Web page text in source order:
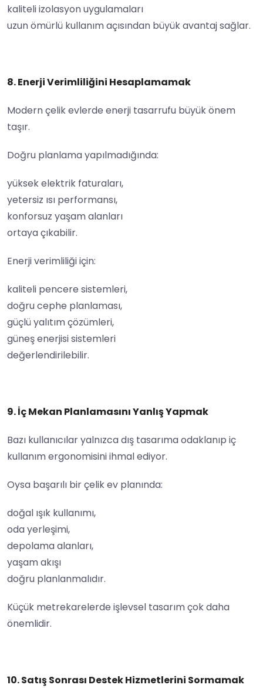
kaliteli izolasyon uygulamaları
uzun ömürlü kullanım açısından büyük avantaj sağlar.
8. Enerji Verimliliğini Hesaplamamak
Modern çelik evlerde enerji tasarrufu büyük önem
taşır.
Doğru planlama yapılmadığında:
yüksek elektrik faturaları,
yetersiz ısı performansı,
konforsuz yaşam alanları
ortaya çıkabilir.
Enerji verimliliği için:
kaliteli pencere sistemleri,
doğru cephe planlaması,
güçlü yalıtım çözümleri,
güneş enerjisi sistemleri
değerlendirilebilir.
9. İç Mekan Planlamasını Yanlış Yapmak
Bazı kullanıcılar yalnızca dış tasarıma odaklanıp iç
kullanım ergonomisini ihmal ediyor.
Oysa başarılı bir çelik ev planında:
doğal ışık kullanımı,
oda yerleşimi,
depolama alanları,
yaşam akışı
doğru planlanmalıdır.
Küçük metrekarelerde işlevsel tasarım çok daha
önemlidir.
10. Satış Sonrası Destek Hizmetlerini Sormamak